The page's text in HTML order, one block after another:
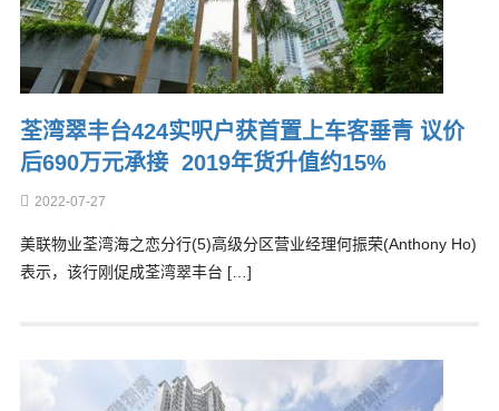
荃湾翠丰台424实呎户获首置上车客垂青 议价
后690万元承接 2019年货升值约15%
2022-07-27
美联物业荃湾海之恋分行(5)高级分区营业经理何振荣(Anthony Ho)
表示，该行刚促成荃湾翠丰台 […]